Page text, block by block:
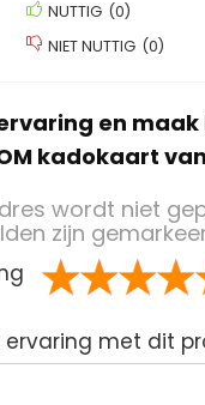
NUTTIG (0)
NIET NUTTIG (0)
en maak
kadokaart
wordt niet
zijn
va
n
de 5
sterren
sterren
sterren
sterren
ervaring met dit